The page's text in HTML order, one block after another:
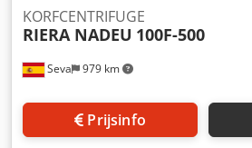
Seva 979 km
KORFCENTRIFUGE
RIERA NADEU 100F-500
Prijsinfo